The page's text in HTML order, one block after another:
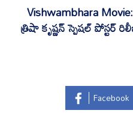
Vishwambhara Movie:
త్రిషా కృష్ణన్‌ స్పెషల్ పోస్టర్
Facebook